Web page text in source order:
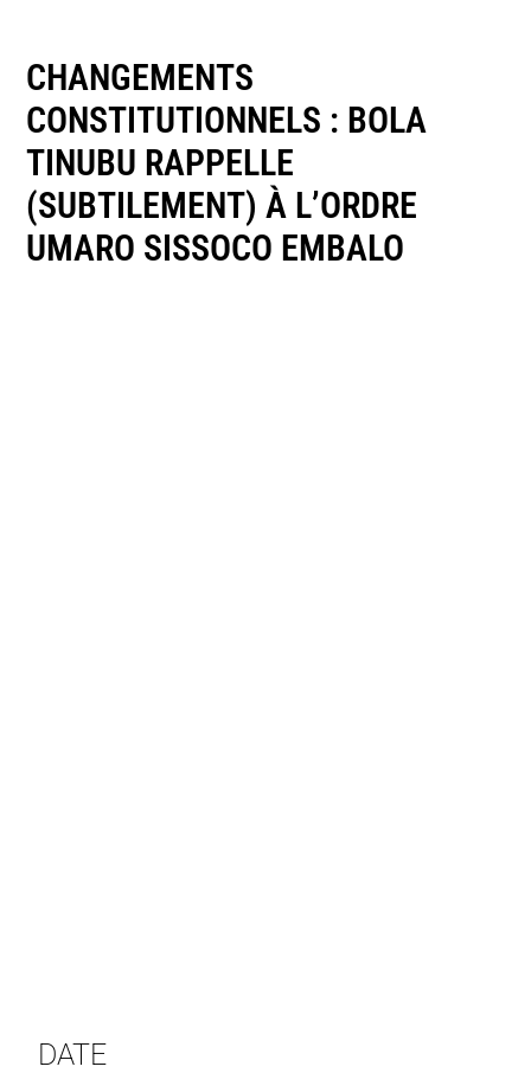
CHANGEMENTS
CONSTITUTIONNELS : BOLA
TINUBU RAPPELLE
(SUBTILEMENT) À L’ORDRE
UMARO SISSOCO EMBALO
DATE